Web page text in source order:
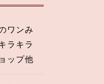
ワンみ
ラキラ
ップ他